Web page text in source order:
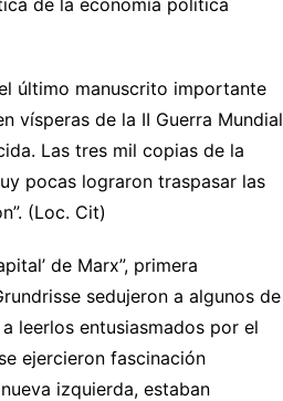
último manuscrito importante
vísperas de la II Guerra Mundial
Las tres mil copias de la
pocas lograron traspasar las
(Loc. Cit)
de Marx”, primera
sedujeron a algunos de
leerlos entusiasmados por el
ejercieron fascinación
izquierda, estaban